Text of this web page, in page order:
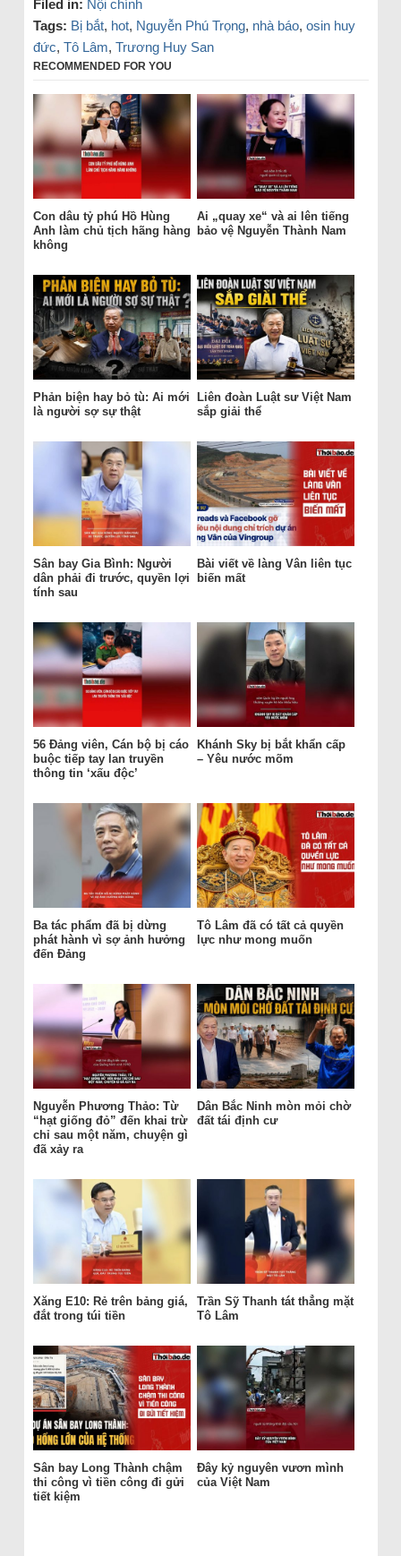
Filed in: Nội chính
Tags: Bị bắt, hot, Nguyễn Phú Trọng, nhà báo, osin huy
đức, Tô Lâm, Trương Huy San
RECOMMENDED FOR YOU
Con dâu tỷ phú Hồ Hùng
Anh làm chủ tịch hãng hàng
không
Ai „quay xe“ và ai lên tiếng
bảo vệ Nguyễn Thành Nam
Phản biện hay bỏ tù: Ai mới
là người sợ sự thật
Liên đoàn Luật sư Việt Nam
sắp giải thể
Sân bay Gia Bình: Người
dân phải đi trước, quyền lợi
tính sau
Bài viết về làng Vân liên tục
biến mất
56 Đảng viên, Cán bộ bị cáo
buộc tiếp tay lan truyền
thông tin ‘xấu độc’
Khánh Sky bị bắt khẩn cấp
– Yêu nước mõm
Ba tác phẩm đã bị dừng
phát hành vì sợ ảnh hưởng
đến Đảng
Tô Lâm đã có tất cả quyền
lực như mong muốn
Nguyễn Phương Thảo: Từ
“hạt giống đỏ” đến khai trừ
chỉ sau một năm, chuyện gì
đã xảy ra
Dân Bắc Ninh mòn mỏi chờ
đất tái định cư
Xăng E10: Rẻ trên bảng giá,
đắt trong túi tiền
Trần Sỹ Thanh tát thẳng mặt
Tô Lâm
Sân bay Long Thành chậm
thi công vì tiền công đi gửi
tiết kiệm
Đây kỷ nguyên vươn mình
của Việt Nam